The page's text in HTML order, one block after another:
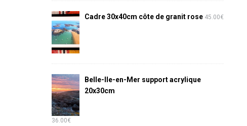
Cadre 30x40cm côte de granit rose 45.00€
Belle-Ile-en-Mer support acrylique
20x30cm
36.00€